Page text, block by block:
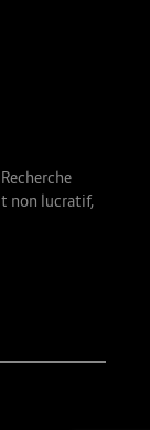
non lucratif,